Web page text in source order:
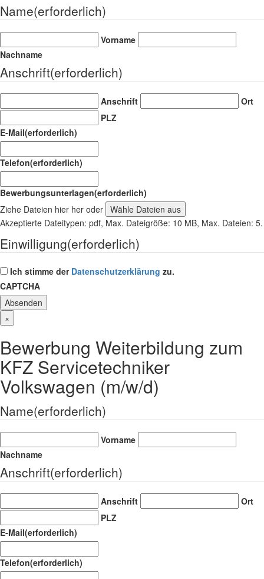
Name(erforderlich)
Vorname
Nachname
Anschrift(erforderlich)
Anschrift
Ort
PLZ
E-Mail(erforderlich)
Telefon(erforderlich)
Bewerbungsunterlagen(erforderlich)
Ziehe Dateien hier her oder Wähle Dateien aus
Akzeptierte Dateitypen: pdf, Max. Dateigröße: 10 MB, Max. Dateien: 5.
Einwilligung(erforderlich)
Ich stimme der Datenschutzerklärung zu.
CAPTCHA
×
Bewerbung Weiterbildung zum
KFZ Servicetechniker
Volkswagen (m/w/d)
Name(erforderlich)
Vorname
Nachname
Anschrift(erforderlich)
Anschrift
Ort
PLZ
E-Mail(erforderlich)
Telefon(erforderlich)